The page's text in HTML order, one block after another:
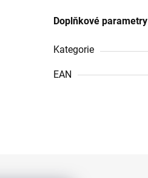
Doplňkové parametry
Kategorie
EAN